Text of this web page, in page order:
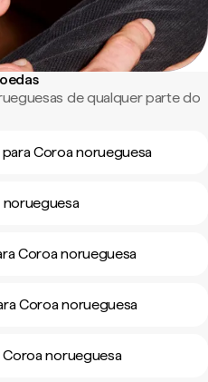
de qualquer parte do
Coroa norueguesa
norueguesa
Coroa norueguesa
Coroa norueguesa
Coroa norueguesa